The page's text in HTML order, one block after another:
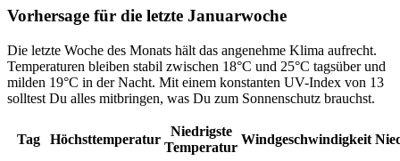
Vorhersage für die letzte Januarwoche
Die letzte Woche des Monats hält das angenehme Klima aufrecht.
Temperaturen bleiben stabil zwischen 18°C und 25°C tagsüber und
milden 19°C in der Nacht. Mit einem konstanten UV-Index von 13
solltest Du alles mitbringen, was Du zum Sonnenschutz brauchst.
Tag Höchsttemperatur
Niedrigste
Temperatur
Windgeschwindigkeit